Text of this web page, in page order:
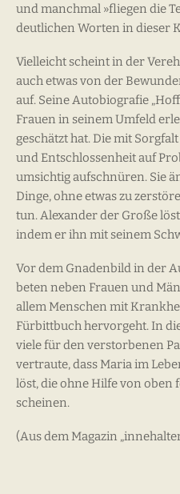
und manchmal »fliegen die
deutlichen Worten in dieser
Vielleicht scheint in der
auch etwas von der
auf. Seine Autobiografie
Frauen in seinem Umfeld
geschätzt hat. Die mit
und Entschlossenheit auf
umsichtig aufschnüren. Sie
Dinge, ohne etwas zu
tun. Alexander der Große
indem er ihn mit seinem
Vor dem Gnadenbild in der
beten neben Frauen und
allem Menschen mit
Fürbittbuch hervorgeht. In
viele für den verstorbenen
vertraute, dass Maria im
löst, die ohne Hilfe von
scheinen.
(Aus dem Magazin